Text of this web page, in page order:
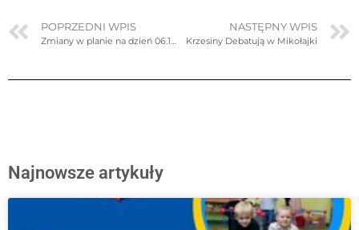
POPRZEDNI WPIS
Zmiany w planie na dzień 06.12.2023r. (środa)
NASTĘPNY WPIS
Krzesiny Debatują w Mikołajki
Najnowsze artykuły